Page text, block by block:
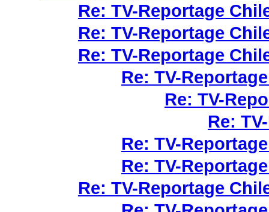
Re: TV-Reportage
Re: TV-Reportage
Re: TV-Reportage
Re: TV-
Re: TV-
Re:
Re: TV-
Re: TV-
Re: TV-Reportage